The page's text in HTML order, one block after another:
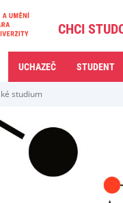
CHCI
UCHAZEČ STUDENT
studium